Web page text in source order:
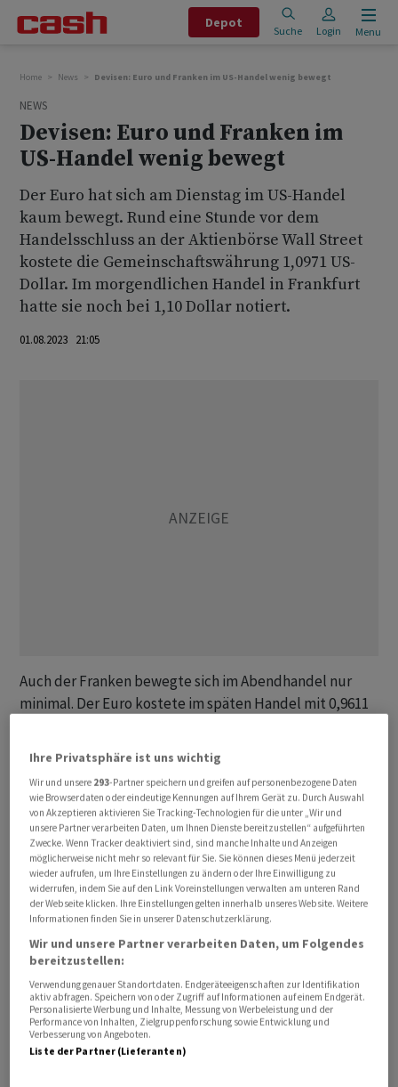
Depot
Suche Login Menu
Home News Devisen: Euro und Franken im US-Handel wenig bewegt
NEWS
Devisen: Euro und Franken im
US-Handel wenig bewegt
Der Euro hat sich am Dienstag im US-Handel
kaum bewegt. Rund eine Stunde vor dem
Handelsschluss an der Aktienbörse Wall Street
kostete die Gemeinschaftswährung 1,0971 US-
Dollar. Im morgendlichen Handel in Frankfurt
hatte sie noch bei 1,10 Dollar notiert.
01.08.2023 21:05
Auch der Franken bewegte sich im Abendhandel nur
minimal. Der Euro kostete im späten Handel mit 0,9611
weiter über 0,96 Franken. Das Währungspaar USD/CHF
notierte bei 0,8758 ebenfalls kaum verändert zum
Mittagskurs.
Belastet wurde der Euro durch schwache
Konjunkturzahlen. In der Eurozone trübte sich einer
zweiten Schätzung zufolge die Industriestimmung im
Juli weiter ein und sank auf den tiefsten Stand seit
mehr als drei Jahren. "Es sieht so aus, als ob die
Rezession im Verarbeitenden Gewerbe in der Eurozone
noch länger anhält", sagte Cyrus de la Rubia,
Chefökonom der Hamburg Commercial Bank. Aufgrund
ihres hohen Industrieanteils ist die deutsche Wirtschaft
besonders betroffen.
Ihre Privatsphäre ist uns wichtig
Wir und unsere 293-Partner speichern und greifen auf personenbezogene Daten
wie Browserdaten oder eindeutige Kennungen auf Ihrem Gerät zu. Durch Auswahl
von Akzeptieren aktivieren Sie Tracking-Technologien für die unter „Wir und
unsere Partner verarbeiten Daten, um Ihnen Dienste bereitzustellen“ aufgeführten
Zwecke. Wenn Tracker deaktiviert sind, sind manche Inhalte und Anzeigen
möglicherweise nicht mehr so relevant für Sie. Sie können dieses Menü jederzeit
wieder aufrufen, um Ihre Einstellungen zu ändern oder Ihre Einwilligung zu
widerrufen, indem Sie auf den Link Voreinstellungen verwalten am unteren Rand
der Webseite klicken. Ihre Einstellungen gelten innerhalb unseres Website. Weitere
Informationen finden Sie in unserer Datenschutzerklärung.
Wir und unsere Partner verarbeiten Daten, um Folgendes
bereitzustellen:
Verwendung genauer Standortdaten. Endgeräteeigenschaften zur Identifikation
aktiv abfragen. Speichern von oder Zugriff auf Informationen auf einem Endgerät.
Personalisierte Werbung und Inhalte, Messung von Werbeleistung und der
Performance von Inhalten, Zielgruppenforschung sowie Entwicklung und
Verbesserung von Angeboten.
Liste der Partner (Lieferanten)